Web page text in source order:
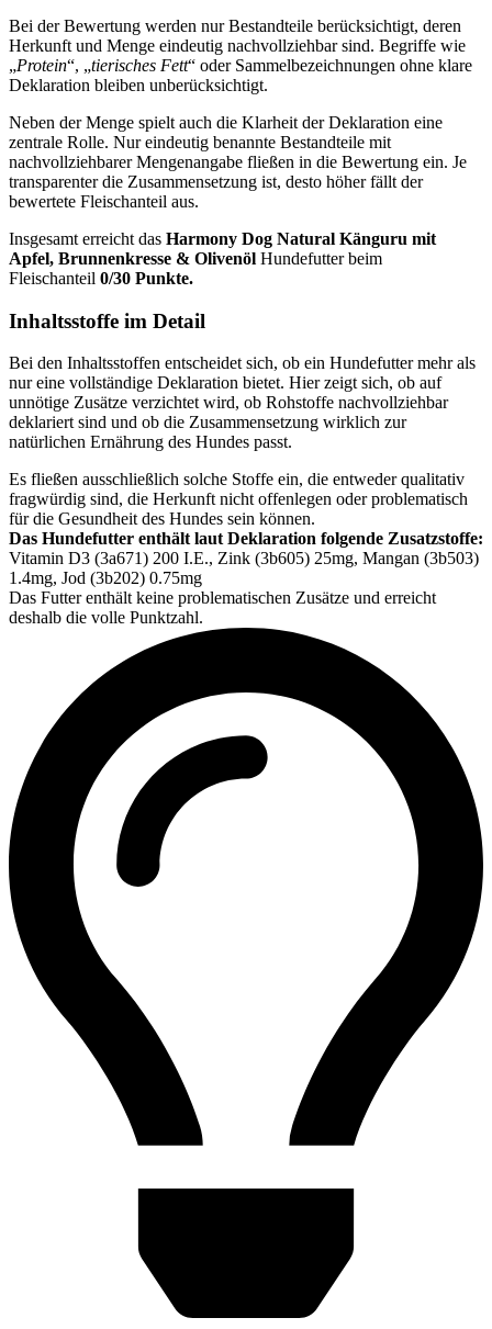
Bei der Bewertung werden nur Bestandteile berücksichtigt, deren
Herkunft und Menge eindeutig nachvollziehbar sind. Begriffe wie
„Protein“, „tierisches Fett“ oder Sammelbezeichnungen ohne klare
Deklaration bleiben unberücksichtigt.
Neben der Menge spielt auch die Klarheit der Deklaration eine
zentrale Rolle. Nur eindeutig benannte Bestandteile mit
nachvollziehbarer Mengenangabe fließen in die Bewertung ein. Je
transparenter die Zusammensetzung ist, desto höher fällt der
bewertete Fleischanteil aus.
Insgesamt erreicht das Harmony Dog Natural Känguru mit
Apfel, Brunnenkresse & Olivenöl Hundefutter beim
Fleischanteil 0/30 Punkte.
Inhaltsstoffe im Detail
Bei den Inhaltsstoffen entscheidet sich, ob ein Hundefutter mehr als
nur eine vollständige Deklaration bietet. Hier zeigt sich, ob auf
unnötige Zusätze verzichtet wird, ob Rohstoffe nachvollziehbar
deklariert sind und ob die Zusammensetzung wirklich zur
natürlichen Ernährung des Hundes passt.
Es fließen ausschließlich solche Stoffe ein, die entweder qualitativ
fragwürdig sind, die Herkunft nicht offenlegen oder problematisch
für die Gesundheit des Hundes sein können.
Das Hundefutter enthält laut Deklaration folgende Zusatzstoffe:
Vitamin D3 (3a671) 200 I.E., Zink (3b605) 25mg, Mangan (3b503)
1.4mg, Jod (3b202) 0.75mg
Das Futter enthält keine problematischen Zusätze und erreicht
deshalb die volle Punktzahl.